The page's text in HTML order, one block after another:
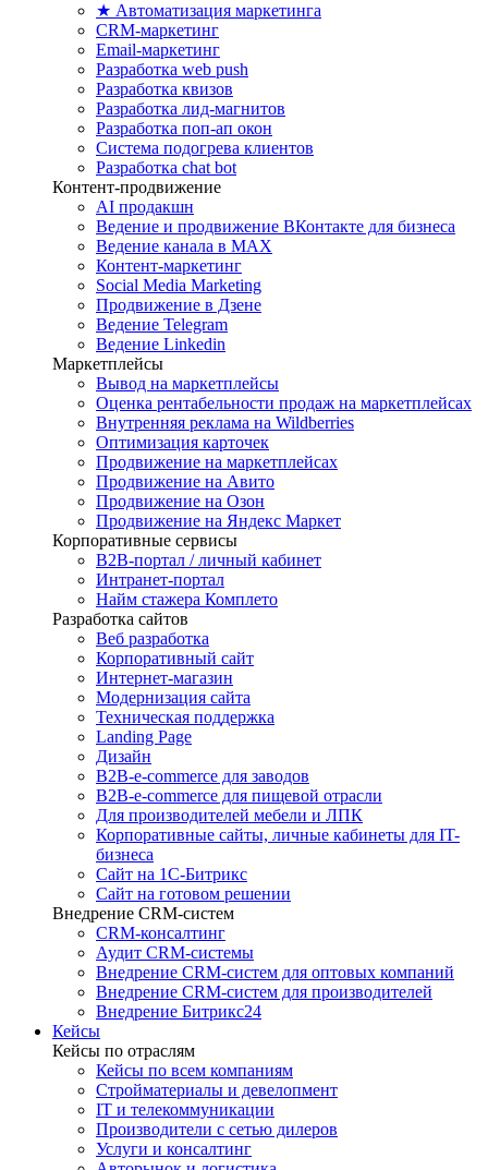
★ Автоматизация маркетинга
CRM-маркетинг
Email-маркетинг
Разработка web push
Разработка квизов
Разработка лид-магнитов
Разработка поп-ап окон
Система подогрева клиентов
Разработка chat bot
Контент-продвижение
AI продакшн
Ведение и продвижение ВКонтакте для бизнеса
Ведение канала в MAX
Контент-маркетинг
Social Media Marketing
Продвижение в Дзене
Ведение Telegram
Ведение Linkedin
Маркетплейсы
Вывод на маркетплейсы
Оценка рентабельности продаж на маркетплейсах
Внутренняя реклама на Wildberries
Оптимизация карточек
Продвижение на маркетплейсах
Продвижение на Авито
Продвижение на Озон
Продвижение на Яндекс Маркет
Корпоративные сервисы
B2B-портал / личный кабинет
Интранет-портал
Найм стажера Комплето
Разработка сайтов
Веб разработка
Корпоративный сайт
Интернет-магазин
Модернизация сайта
Техническая поддержка
Landing Page
Дизайн
B2B-e-commerce для заводов
B2B-e-commerce для пищевой отрасли
Для производителей мебели и ЛПК
Корпоративные сайты, личные кабинеты для IT-
бизнеса
Сайт на 1С-Битрикс
Сайт на готовом решении
Внедрение CRM-систем
CRM-консалтинг
Аудит CRM-системы
Внедрение CRM-систем для оптовых компаний
Внедрение CRM-систем для производителей
Внедрение Битрикс24
Кейсы
Кейсы по отраслям
Кейсы по всем компаниям
Стройматериалы и девелопмент
IT и телекоммуникации
Производители с сетью дилеров
Услуги и консалтинг